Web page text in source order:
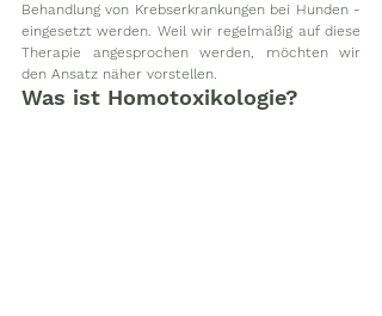
Behandlung von Krebserkrankungen bei Hunden -
eingesetzt werden. Weil wir regelmäßig auf diese
Therapie angesprochen werden, möchten wir
den Ansatz näher vorstellen.
Was ist Homotoxikologie?